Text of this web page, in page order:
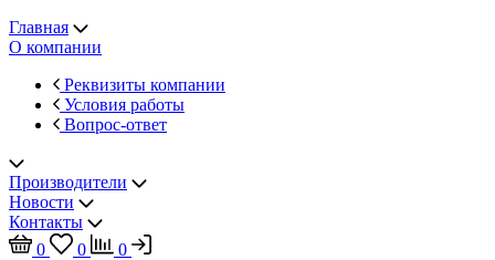
Главная
О компании
Реквизиты компании
Условия работы
Вопрос-ответ
Производители
Новости
Контакты
0
0 0